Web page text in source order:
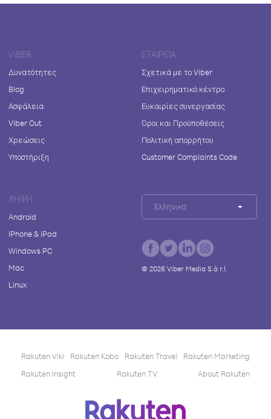
VIBER
Δυνατότητες
Blog
Ασφάλεια
Viber Out
Χρεώσεις
Υποστήριξη
ΕΤΑΙΡΕΊΑ
Σχετικά με το Viber
Επιχειρηματικό κέντρο
Ευκαιρίες συνεργασίας
Όροι και Προϋποθέσεις
Πολιτική απορρήτου
Customer Complaints Code
ΛΉΨΗ
Android
iPhone & iPad
Windows PC
Mac
Linux
Ελληνικά
© 2026Viber Media S.à r.l.
Rakuten Viki Rakuten Kobo Rakuten Travel
Rakuten Marketing
Rakuten Insight
Rakuten TV About Rakuten